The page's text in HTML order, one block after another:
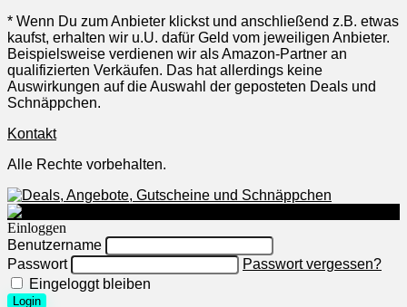
* Wenn Du zum Anbieter klickst und anschließend z.B. etwas
kaufst, erhalten wir u.U. dafür Geld vom jeweiligen Anbieter.
Beispielsweise verdienen wir als Amazon-Partner an
qualifizierten Verkäufen. Das hat allerdings keine
Auswirkungen auf die Auswahl der geposteten Deals und
Schnäppchen.
Kontakt
Alle Rechte vorbehalten.
Einloggen
Benutzername
Passwort
Passwort vergessen?
Eingeloggt bleiben
Login